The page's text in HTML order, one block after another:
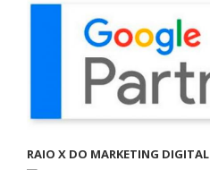
RAIO X DO MARKETING DIGITAL